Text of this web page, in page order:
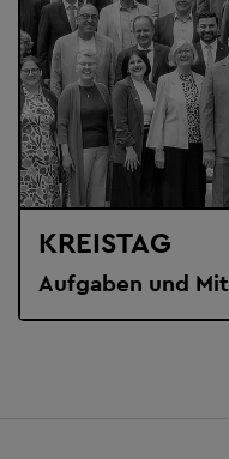
KREISTAG
Aufgaben und